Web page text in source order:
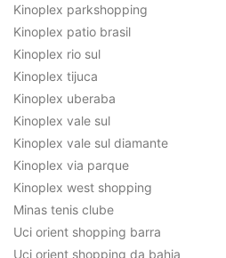
Kinoplex parkshopping
Kinoplex patio brasil
Kinoplex rio sul
Kinoplex tijuca
Kinoplex uberaba
Kinoplex vale sul
Kinoplex vale sul diamante
Kinoplex via parque
Kinoplex west shopping
Minas tenis clube
Uci orient shopping barra
Uci orient shopping da bahia